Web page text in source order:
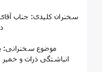
🔴سخنران کلیدی: جناب
انباشتگی ذرات و خمیر